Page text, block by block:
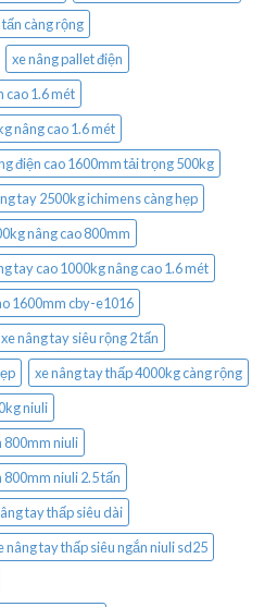
càng rộng
xe nâng pallet điện
cao 1.6 mét
nâng cao 1.6 mét
điện cao 1600mm tải trọng 500kg
tay 2500kg ichimens càng hẹp
nâng cao 800mm
tay cao 1000kg nâng cao 1.6 mét
1600mm cby-e1016
xe nâng tay siêu rộng 2 tấn
xe nâng tay thấp 4000kg càng rộng
niuli
800mm niuli
800mm niuli 2.5 tấn
tay thấp siêu dài
nâng tay thấp siêu ngắn niuli sd25